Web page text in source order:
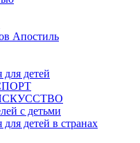
Апостиль
детей
с детьми
детей в странах